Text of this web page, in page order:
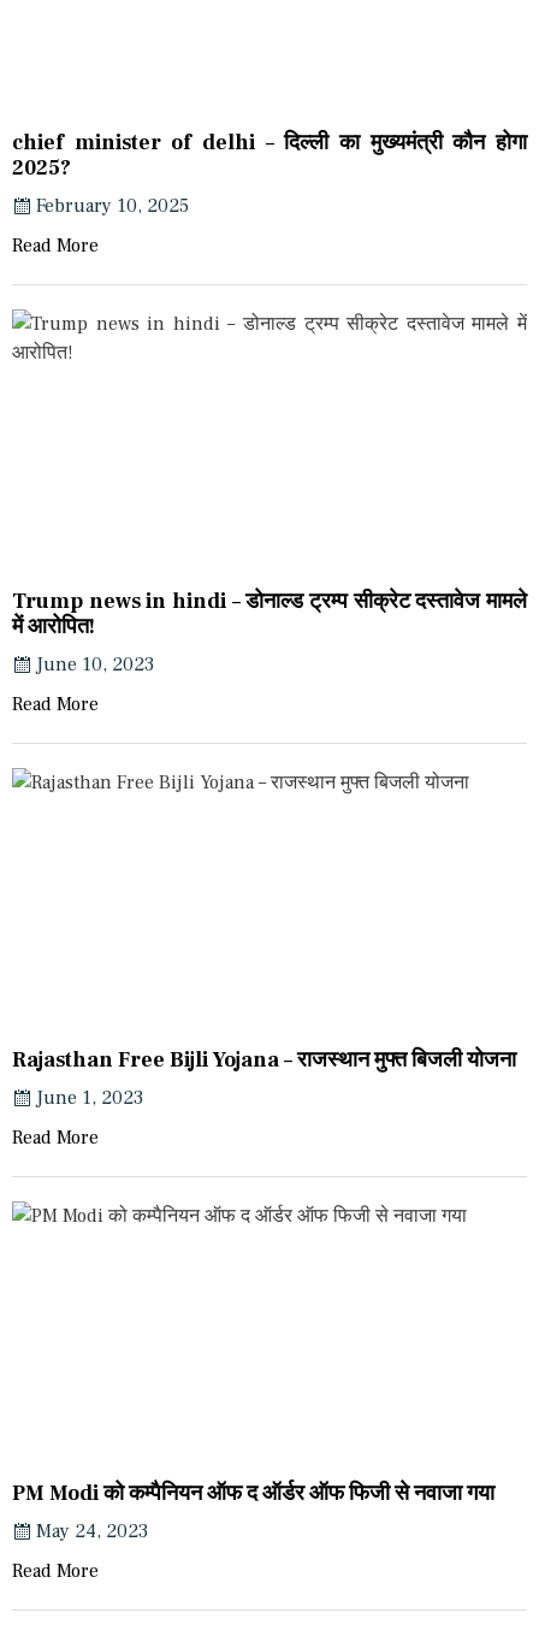
chief minister of delhi – दिल्ली का मुख्यमंत्री कौन होगा
2025?
February 10, 2025
Read More
Trump news in hindi – डोनाल्ड ट्रम्प सीक्रेट दस्तावेज मामले
में आरोपित!
June 10, 2023
Read More
Rajasthan Free Bijli Yojana – राजस्थान मुफ्त बिजली योजना
June 1, 2023
Read More
PM Modi को कम्पैनियन ऑफ द ऑर्डर ऑफ फिजी से नवाजा गया
May 24, 2023
Read More